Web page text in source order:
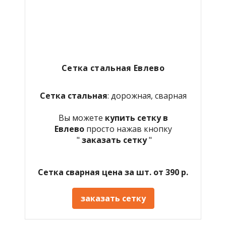
Сетка стальная Евлево
Сетка стальная: дорожная, сварная
Вы можете купить сетку в
Евлево просто нажав кнопку
" заказать сетку"
Сетка сварная цена за шт. от 390 р.
заказать сетку